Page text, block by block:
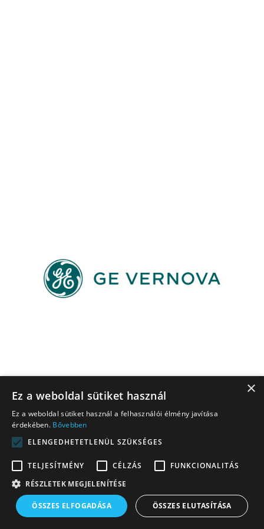
×
Ez a weboldal sütiket használ
Ez a weboldal sütiket használ a felhasználói élmény javítása
érdekében. Bővebben
ELENGEDHETETLENÜL SZÜKSÉGES
TELJESÍTMÉNY CÉLZÁS
FUNKCIONALITÁS
RÉSZLETEK MEGJELENÍTÉSE
ÖSSZES ELFOGADÁSA ÖSSZES ELUTASÍTÁSA